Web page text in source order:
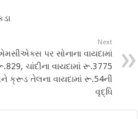
Next
પર સોનાના વાયદામાં
ચાંદીના વાયદામાં રૂ.3775
ક્રૂડ તેલના વાયદામાં રૂ.54ની
વૃદ્ધિ